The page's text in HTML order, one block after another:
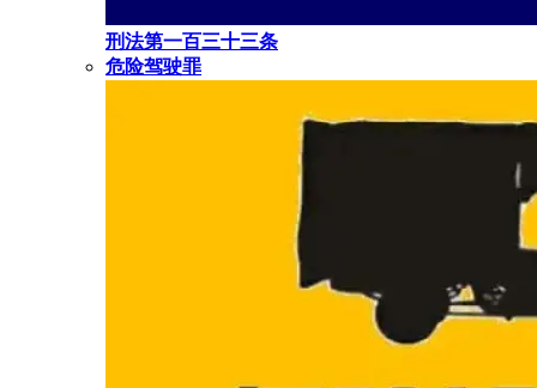
刑法第一百三十三条
危险驾驶罪